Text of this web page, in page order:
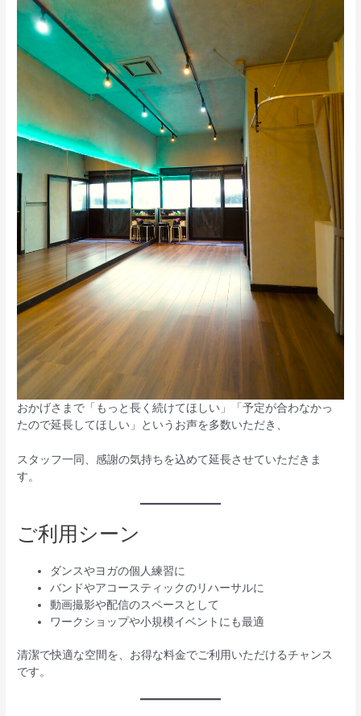
おかげさまで「もっと長く続けてほしい」「予定が合わなかっ
たので延長してほしい」というお声を多数いただき、
スタッフ一同、感謝の気持ちを込めて延長させていただきま
す。
ご利用シーン
ダンスやヨガの個人練習に
バンドやアコースティックのリハーサルに
動画撮影や配信のスペースとして
ワークショップや小規模イベントにも最適
清潔で快適な空間を、お得な料金でご利用いただけるチャンス
です。